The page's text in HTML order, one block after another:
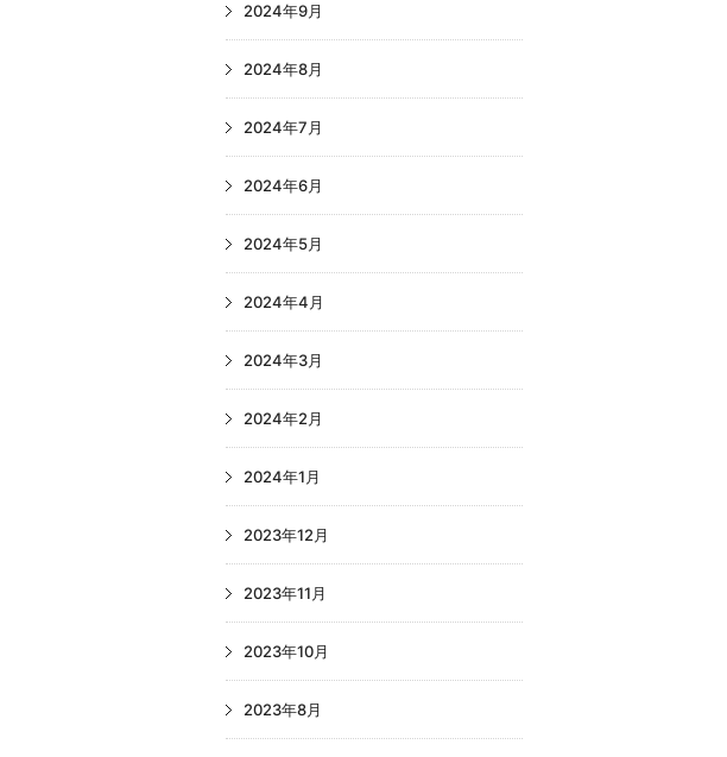
2024年9月
2024年8月
2024年7月
2024年6月
2024年5月
2024年4月
2024年3月
2024年2月
2024年1月
2023年12月
2023年11月
2023年10月
2023年8月